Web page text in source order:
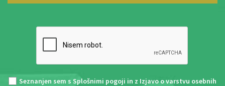
Seznanjen sem s Splošnimi pogoji in z Izjavo o varstvu osebnih